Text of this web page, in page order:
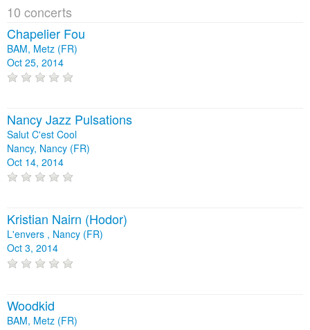
10 concerts
Chapelier Fou
BAM, Metz (FR)
Oct 25, 2014
Nancy Jazz Pulsations
Salut C'est Cool
Nancy, Nancy (FR)
Oct 14, 2014
Kristian Nairn (Hodor)
L'envers , Nancy (FR)
Oct 3, 2014
Woodkid
BAM, Metz (FR)